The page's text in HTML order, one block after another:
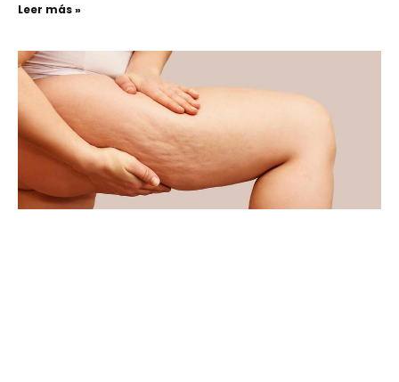
Leer más »